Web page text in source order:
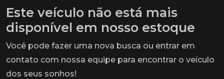
Este veículo não está mais
disponível em nosso estoque
Você pode fazer uma nova busca ou entrar em
contato com nossa equipe para encontrar o veículo
dos seus sonhos!